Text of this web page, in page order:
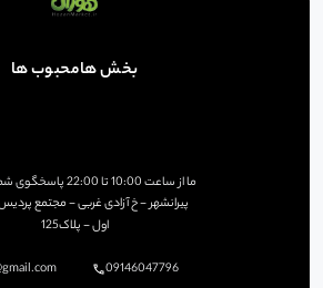
بخش هامحبوب ها
پیرانشهر - خ آزادی غربی - مجتمع
اول - پلاک125
ما از ساعت10:00تا22:00پاسخگوی
09146047796